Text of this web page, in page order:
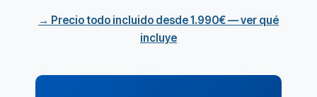
→ Precio todo incluido desde 1.990€ — ver qué
incluye